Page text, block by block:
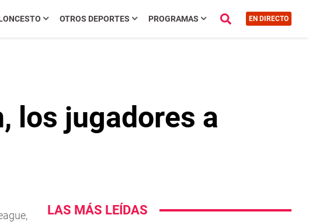
OTROS DEPORTES PROGRAMAS EN DIRECTO
los jugadores a
LAS MÁS LEÍDAS